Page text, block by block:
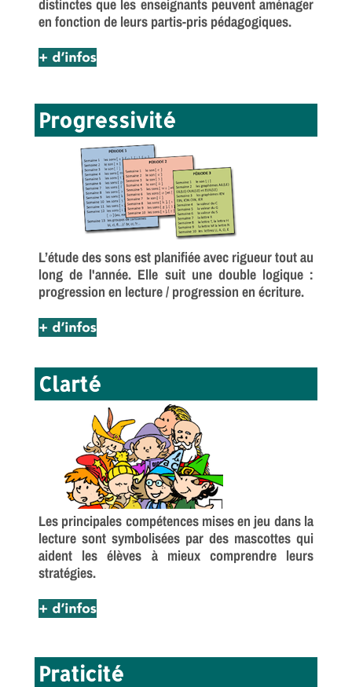
distinctes que les enseignants peuvent aménager
en fonction de leurs partis-pris pédagogiques.
Progressivité
L’étude des sons est planifiée avec rigueur tout au
long de l'année. Elle suit une double logique :
progression en lecture / progression en écriture.
Clarté
Les principales compétences mises en jeu dans la
lecture sont symbolisées par des mascottes qui
aident les élèves à mieux comprendre leurs
stratégies.
Praticité